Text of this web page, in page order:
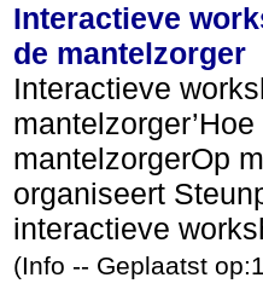
Interactieve
de mantelzorger
Interactieve
mantelzorgerOp
organiseert
interactieve
(Info -- Geplaatst